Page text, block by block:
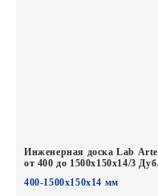
Инженерная доска Lab Arte
от 400 до 1500х150х14/3 Дуб
400-1500х150х14 мм